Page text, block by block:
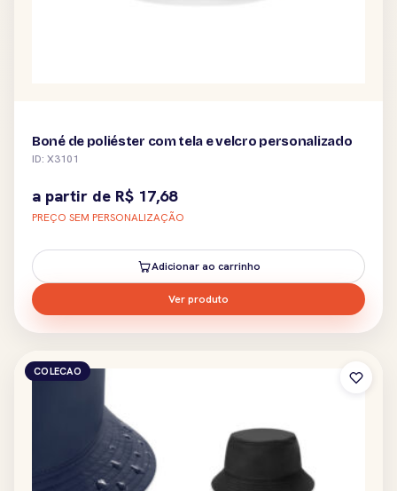
Boné de poliéster com tela e velcro personalizado
ID: X3101
a partir de R$ 17,68
PREÇO SEM PERSONALIZAÇÃO
Adicionar ao carrinho
Ver produto
COLECAO